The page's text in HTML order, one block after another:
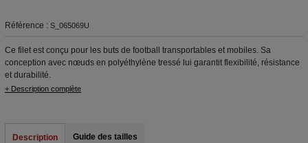
Référence : S_065069U
Ce filet est conçu pour les buts de football transportables et mobiles. Sa
conception avec nœuds en polyéthylène tressé lui garantit flexibilité, résistance
et durabilité.
+ Description complète
Description Guide des tailles